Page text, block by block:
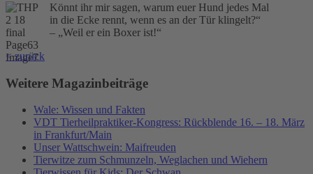
Könnt ihr mir sagen, warum euer Hund jedes Mal
in die Ecke rennt, wenn es an der Tür klingelt?“
– „Weil er ein Boxer ist!“
< zurück
Weitere Magazinbeiträge
Wale: Wissen und Fakten
VDT Tierheilpraktiker-Kongress: Rückblende 16. – 18. März
in Frankfurt/Main
Unser Wattschwein: Maifreuden
Tierwitze zum Schmunzeln, Weglachen und Wiehern